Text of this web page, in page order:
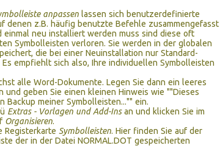
anpassen lassen sich benutzerdefinierte
denen z.B. häufig benutzte Befehle zusammengefasst
einmal neu installiert werden muss sind diese oft
Symbolleisten verloren. Sie werden in der globalen
die bei einer Neuinstallation nur Standard-
empfiehlt sich also, Ihre individuellen Symbolleisten
alle Word-Dokumente. Legen Sie dann ein leeres
und geben Sie einen kleinen Hinweis wie ""Dieses
Backup meiner Symbolleisten..."" ein.
Extras - Vorlagen und Add-Insan und klicken Sie im
Organisieren.
Registerkarte Symbolleisten. Hier finden Sie auf der
der in der Datei NORMAL.DOT gespeicherten